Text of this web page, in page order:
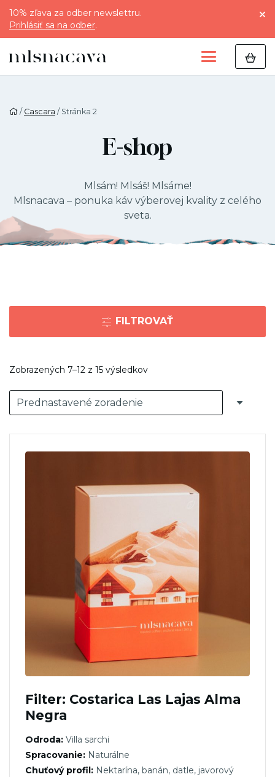
10% zľava za odber newslettru.
Prihlásiť sa na odber.
/ Cascara / Stránka 2
E-shop
Mlsám! Mlsáš! Mlsáme!
Mlsnacava – ponuka káv výberovej kvality z celého
sveta.
FILTROVAŤ
Zobrazených 7–12 z 15 výsledkov
Filter: Costarica Las Lajas Alma
Negra
Odroda: Villa sarchi
Spracovanie: Naturálne
Chuťový profil: Nektarína, banán, datle, javorový